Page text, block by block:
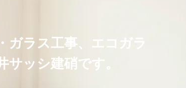
ラス工事、エコガラ
サッシ建硝です。